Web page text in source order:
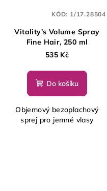
Vitality's Volume Spray
Fine Hair, 250 ml
535 Kč
Do košíku
Objemový bezoplachový
sprej pro jemné vlasy
KÓD: 1/17.28504